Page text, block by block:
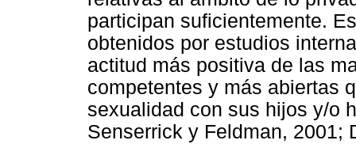
participan suficientemente.
obtenidos por estudios
actitud más positiva de las
competentes y más abiertas
sexualidad con sus hijos y/o
Senserrick y Feldman, 2001;